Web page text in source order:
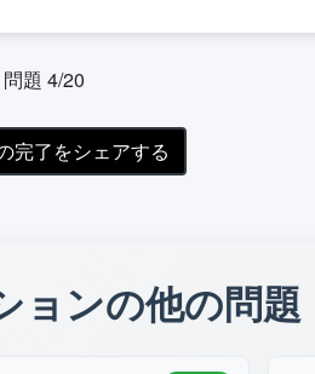
問題 4/20
完了をシェアする
ョンの他の問題